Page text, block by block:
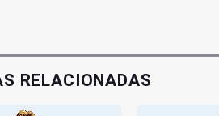
RELACIONADAS